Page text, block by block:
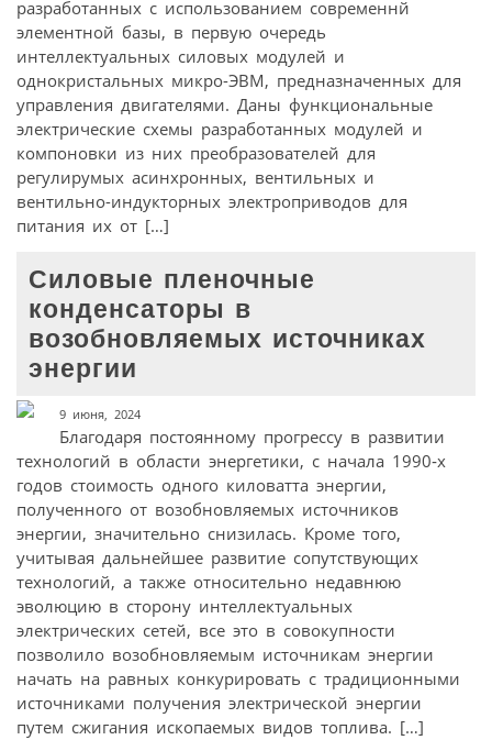
разработанных с использованием современнй
элементной базы, в первую очередь
интеллектуальных силовых модулей и
однокристальных микро-ЭВМ, предназначенных для
управления двигателями. Даны функциональные
электрические схемы разработанных модулей и
компоновки из них преобразователей для
регулирумых асинхронных, вентильных и
вентильно-индукторных электроприводов для
питания их от […]
Силовые пленочные
конденсаторы в
возобновляемых источниках
энергии
9 июня, 2024
Благодаря постоянному прогрессу в развитии
технологий в области энергетики, с начала 1990‑х
годов стоимость одного киловатта энергии,
полученного от возобновляемых источников
энергии, значительно снизилась. Кроме того,
учитывая дальнейшее развитие сопутствующих
технологий, а также относительно недавнюю
эволюцию в сторону интеллектуальных
электрических сетей, все это в совокупности
позволило возобновляемым источникам энергии
начать на равных конкурировать с традиционными
источниками получения электрической энергии
путем сжигания ископаемых видов топлива. […]